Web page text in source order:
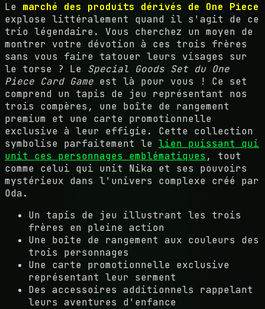
Le marché des produits dérivés de One Piece
explose littéralement quand il s'agit de ce
trio légendaire. Vous cherchez un moyen de
montrer votre dévotion à ces trois frères
sans vous faire tatouer leurs visages sur
le torse ? Le Special Goods Set du One
Piece Card Game est là pour vous ! Ce set
comprend un tapis de jeu représentant nos
trois compères, une boîte de rangement
premium et une carte promotionnelle
exclusive à leur effigie. Cette collection
symbolise parfaitement le lien puissant qui
unit ces personnages emblématiques , tout
comme celui qui unit Nika et ses pouvoirs
mystérieux dans l'univers complexe créé par
Oda.
Un tapis de jeu illustrant les trois
frères en pleine action
Une boîte de rangement aux couleurs des
trois personnages
Une carte promotionnelle exclusive
représentant leur serment
Des accessoires additionnels rappelant
leurs aventures d'enfance